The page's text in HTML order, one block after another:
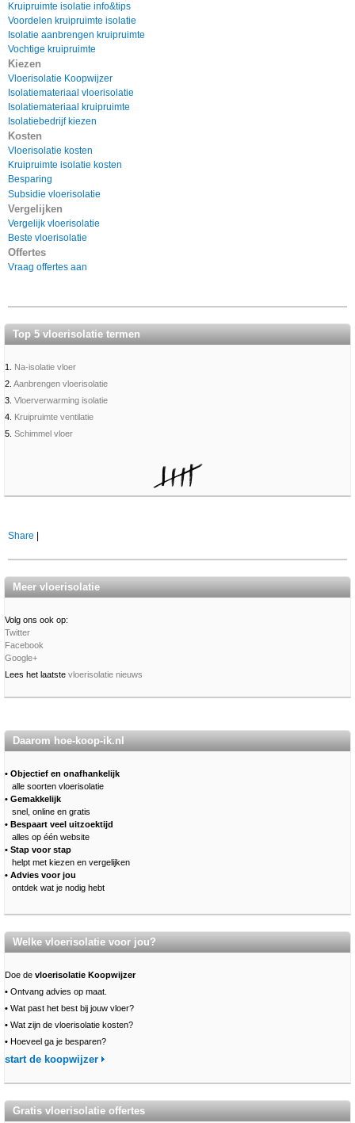
Kruipruimte isolatie info&tips
Voordelen kruipruimte isolatie
Isolatie aanbrengen kruipruimte
Vochtige kruipruimte
Kiezen
Vloerisolatie Koopwijzer
Isolatiemateriaal vloerisolatie
Isolatiemateriaal kruipruimte
Isolatiebedrijf kiezen
Kosten
Vloerisolatie kosten
Kruipruimte isolatie kosten
Besparing
Subsidie vloerisolatie
Vergelijken
Vergelijk vloerisolatie
Beste vloerisolatie
Offertes
Vraag offertes aan
Top 5 vloerisolatie termen
1. Na-isolatie vloer
2. Aanbrengen vloerisolatie
3. Vloerverwarming isolatie
4. Kruipruimte ventilatie
5. Schimmel vloer
Share
Meer vloerisolatie
Volg ons ook op:
Twitter
Facebook
Google+
Lees het laatste vloerisolatie nieuws
Daarom hoe-koop-ik.nl
• Objectief en onafhankelijk
alle soorten vloerisolatie
• Gemakkelijk
snel, online en gratis
• Bespaart veel uitzoektijd
alles op één website
• Stap voor stap
helpt met kiezen en vergelijken
• Advies voor jou
ontdek wat je nodig hebt
Welke vloerisolatie voor jou?
Doe de vloerisolatie Koopwijzer
• Ontvang advies op maat.
• Wat past het best bij jouw vloer?
• Wat zijn de vloerisolatie kosten?
• Hoeveel ga je besparen?
start de koopwijzer
Gratis vloerisolatie offertes